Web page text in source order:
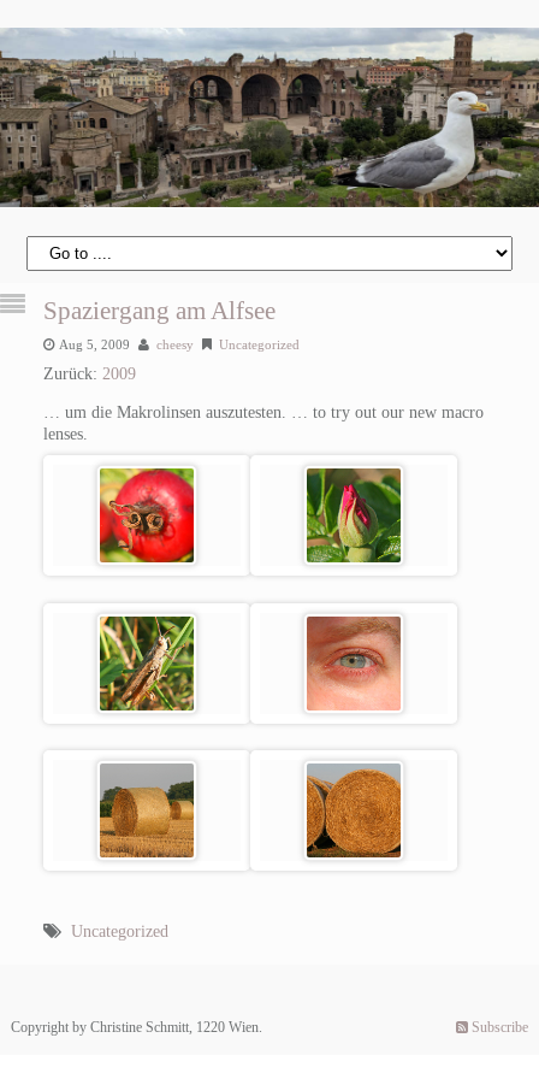
Spaziergang am Alfsee
Aug 5, 2009 cheesy Uncategorized
Zurück: 2009
… um die Makrolinsen auszutesten.
… to try out our new macro
lenses.
Uncategorized
Copyright by Christine Schmitt, 1220 Wien. Subscribe